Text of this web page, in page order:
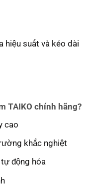
hiệu suất và kéo dài
TAIKO chính hãng?
cao
khắc nghiệt
động hóa